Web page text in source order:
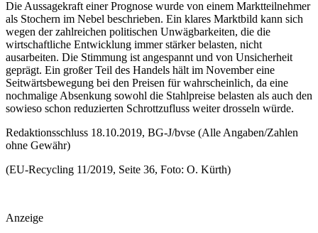
Die Aussagekraft einer Prognose wurde von einem Marktteilnehmer
als Stochern im Nebel beschrieben. Ein klares Marktbild kann sich
wegen der zahlreichen politischen Unwägbarkeiten, die die
wirtschaftliche Entwicklung immer stärker belasten, nicht
ausarbeiten. Die Stimmung ist angespannt und von Unsicherheit
geprägt. Ein großer Teil des Handels hält im November eine
Seitwärtsbewegung bei den Preisen für wahrscheinlich, da eine
nochmalige Absenkung sowohl die Stahlpreise belasten als auch den
sowieso schon reduzierten Schrottzufluss weiter drosseln würde.
Redaktionsschluss 18.10.2019, BG-J/bvse (Alle Angaben/Zahlen
ohne Gewähr)
(EU-Recycling 11/2019, Seite 36, Foto: O. Kürth)
Anzeige